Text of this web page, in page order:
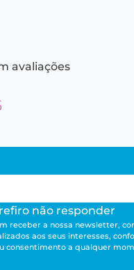
avaliações
não responder
receber a nossa newsletter,
aos seus interesses,
consentimento a qualquer